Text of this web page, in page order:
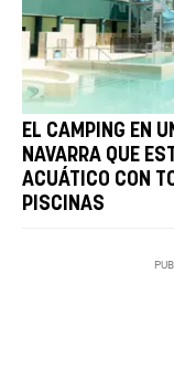
EL CAMPING EN
NAVARRA QUE
ACUÁTICO CON
PISCINAS